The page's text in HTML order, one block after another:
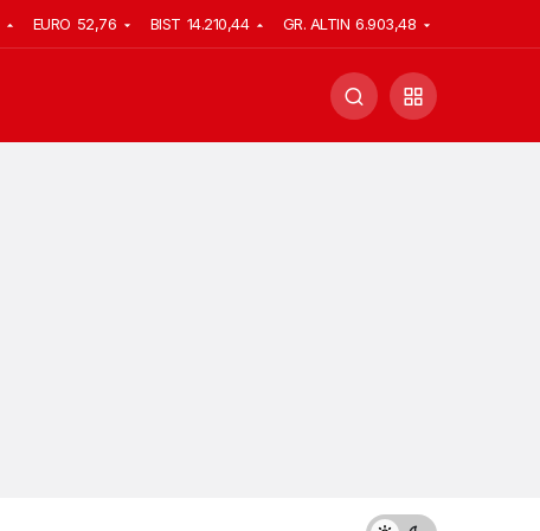
EURO 52,76 BIST 14.210,44 GR. ALTIN 6.903,48